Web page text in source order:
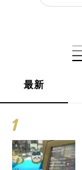
最新